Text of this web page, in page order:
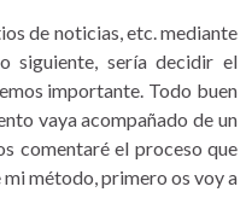
de noticias, etc. mediante
siguiente, sería decidir el
importante. Todo buen
vaya acompañado de un
comentaré el proceso que
método, primero os voy a